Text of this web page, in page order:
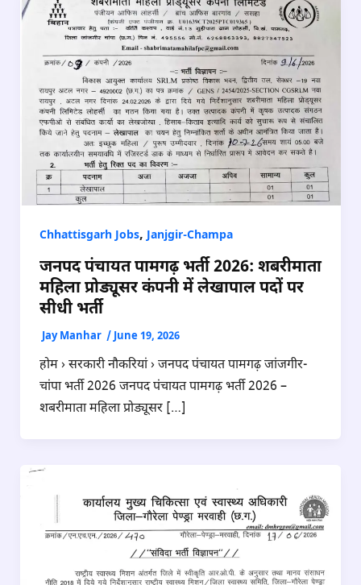
Chhattisgarh Jobs,Janjgir-Champa
जनपद पंचायत पामगढ़ भर्ती 2026: शबरीमाता
महिला प्रोड्यूसर कंपनी में लेखापाल पदों पर
सीधी भर्ती
Jay Manhar / June 19, 2026
होम › सरकारी नौकरियां › जनपद पंचायत पामगढ़ जांजगीर-
चांपा भर्ती 2026 जनपद पंचायत पामगढ़ भर्ती 2026 –
शबरीमाता महिला प्रोड्यूसर […]